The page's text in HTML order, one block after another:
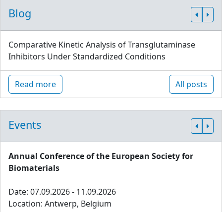
Blog
Comparative Kinetic Analysis of Transglutaminase
Inhibitors Under Standardized Conditions
Read more All posts
Events
Annual Conference of the European Society for
Biomaterials
Date: 07.09.2026 - 11.09.2026
Location: Antwerp, Belgium